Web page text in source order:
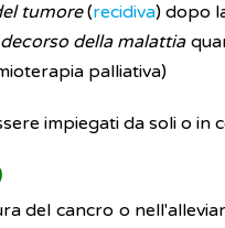
tumore(recidiva) dopo
della malattia
palliativa)
impiegati da soli o
del cancro o